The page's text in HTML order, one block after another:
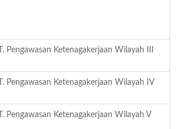
Pengawasan Ketenagakerjaan Wilayah III
Pengawasan Ketenagakerjaan Wilayah IV
Pengawasan Ketenagakerjaan Wilayah V